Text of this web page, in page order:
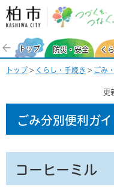
柏市 つづくを、
トップ 防災・安全 く
トップ > くらし・手続き > ごみ
更
ごみ分別便利ガイ
コーヒーミル